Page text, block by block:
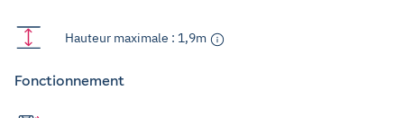
Hauteur maximale : 1,9m
Fonctionnement